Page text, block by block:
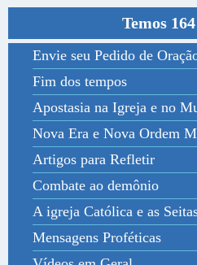
Temos
Envie seu Pedido de
Fim dos tempos
Apostasia na Igreja e no
Nova Era e Nova Ordem
Artigos para Refletir
Combate ao demônio
A igreja Católica e as
Mensagens Proféticas